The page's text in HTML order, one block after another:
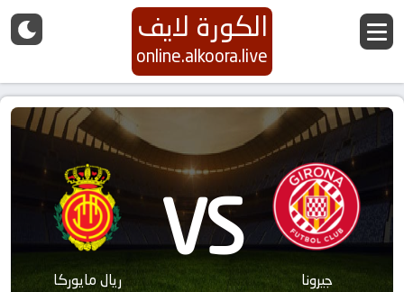
الكورة لايف
online.alkoora.live
جيرونا VS ريال مايوركا